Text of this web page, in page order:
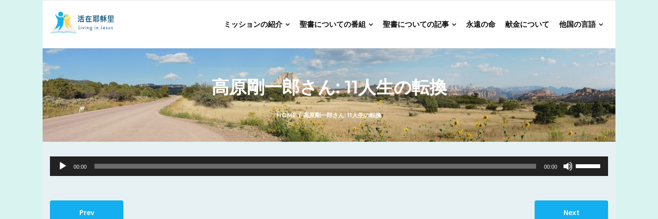
ミッションの紹介 聖書についての番組 聖書についての記事 永遠の命 献金について 他国の言語
高原剛一郎さん: 11人生の転換
HOME/高原剛一郎さん: 11人生の転換
Audio
Player
00:00 00:00
Use
Up/Down
to
Prev Next